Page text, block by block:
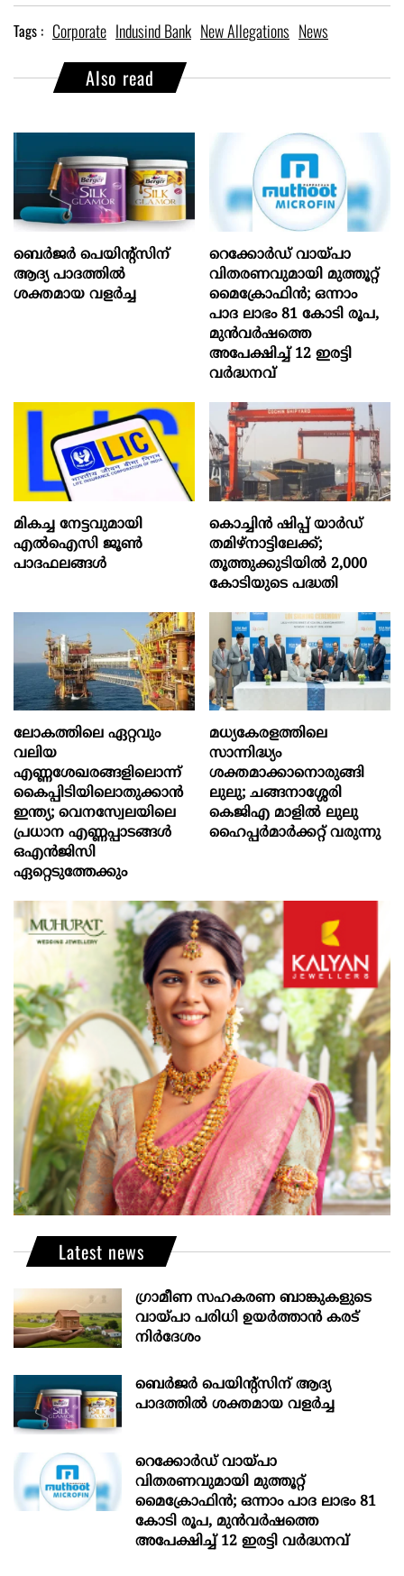
Tags : Corporate Indusind Bank New Allegations News
Also read
ബെർജർ പെയിന്റ്സിന്
ആദ്യ പാദത്തിൽ
ശക്തമായ വളർച്ച
റെക്കോർഡ് വായ്പാ
വിതരണവുമായി മുത്തൂറ്റ്
മൈക്രോഫിൻ; ഒന്നാം
പാദ ലാഭം 81 കോടി രൂപ,
മുൻവർഷത്തെ
അപേക്ഷിച്ച് 12 ഇരട്ടി
വർദ്ധനവ്
മികച്ച നേട്ടവുമായി
എൽഐസി ജൂൺ
പാദഫലങ്ങൾ
കൊച്ചിന്‍ ഷിപ്പ് യാർഡ്
തമിഴ്നാട്ടിലേക്ക്;
തൂത്തുക്കുടിയിൽ 2,000
കോടിയുടെ പദ്ധതി
ലോകത്തിലെ ഏറ്റവും
വലിയ
എണ്ണശേഖരങ്ങളിലൊന്ന്
കൈപ്പിടിയിലൊതുക്കാന്‍
ഇന്ത്യ; വെനസ്വേലയിലെ
പ്രധാന എണ്ണപ്പാടങ്ങള്‍
ഒഎന്‍ജിസി
ഏറ്റെടുത്തേക്കും
മധ്യകേരളത്തിലെ
സാന്നിദ്ധ്യം
ശക്തമാക്കാനൊരുങ്ങി
ലുലു; ചങ്ങനാശ്ശേരി
കെജിഎ മാളിൽ ലുലു
ഹൈപ്പർമാർക്കറ്റ് വരുന്നു
Latest news
ഗ്രാമീണ സഹകരണ ബാങ്കുകളുടെ
വായ്പാ പരിധി ഉയർത്താൻ കരട്
നിർദേശം
ബെർജർ പെയിന്റ്സിന് ആദ്യ
പാദത്തിൽ ശക്തമായ വളർച്ച
റെക്കോർഡ് വായ്പാ
വിതരണവുമായി മുത്തൂറ്റ്
മൈക്രോഫിൻ; ഒന്നാം പാദ ലാഭം 81
കോടി രൂപ, മുൻവർഷത്തെ
അപേക്ഷിച്ച് 12 ഇരട്ടി വർദ്ധനവ്